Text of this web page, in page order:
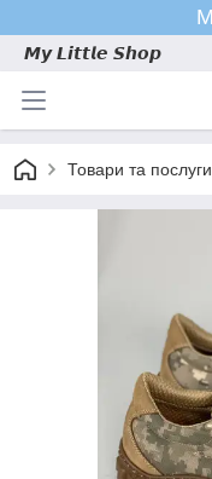
𝙈𝙮 𝙇𝙞𝙩𝙩𝙡𝙚 𝙎𝙝𝙤𝙥
Товари та послуги